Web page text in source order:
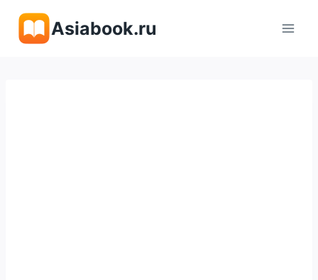
содержимому
Asiabook.ru